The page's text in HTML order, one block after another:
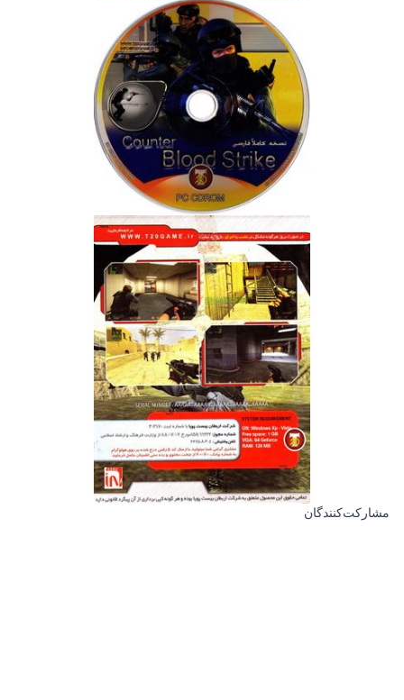
مشارکت‌کنندگان